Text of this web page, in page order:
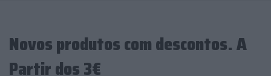
Novos produtos com descontos. A
Partir dos 3€